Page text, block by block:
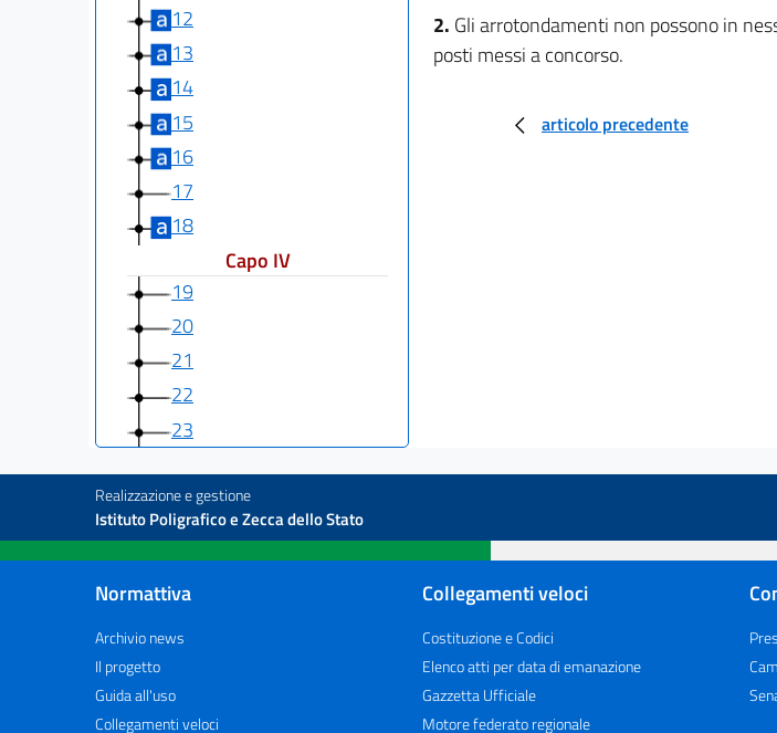
12
13
14
15
16
17
18
Capo IV
19
20
21
22
23
2. Gli arrotondamenti non possono in
posti messi a concorso.
articolo precedente
Realizzazione e gestione
Istituto Poligrafico e Zecca dello Stato
Normattiva
Archivio news
Il progetto
Guida all'uso
Collegamenti veloci
Collegamenti veloci
Costituzione e Codici
Elenco atti per data di emanazione
Gazzetta Ufficiale
Motore federato regionale